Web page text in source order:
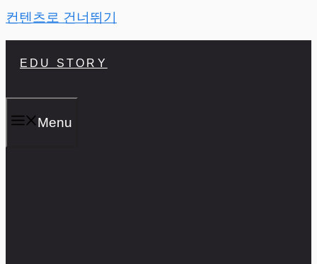
컨텐츠로 건너뛰기
EDU STORY
Menu